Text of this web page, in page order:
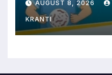
AUGUST 8, 2026
KRANTI